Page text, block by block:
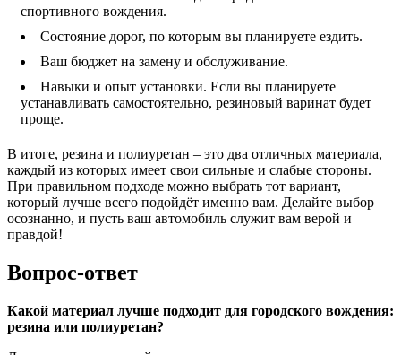
спортивного вождения.
Состояние дорог, по которым вы планируете ездить.
Ваш бюджет на замену и обслуживание.
Навыки и опыт установки. Если вы планируете
устанавливать самостоятельно, резиновый варинат будет
проще.
В итоге, резина и полиуретан – это два отличных материала,
каждый из которых имеет свои сильные и слабые стороны.
При правильном подходе можно выбрать тот вариант,
который лучше всего подойдёт именно вам. Делайте выбор
осознанно, и пусть ваш автомобиль служит вам верой и
правдой!
Вопрос-ответ
Какой материал лучше подходит для городского вождения:
резина или полиуретан?